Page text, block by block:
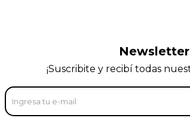
Newsletter
¡Suscribite y recibí todas